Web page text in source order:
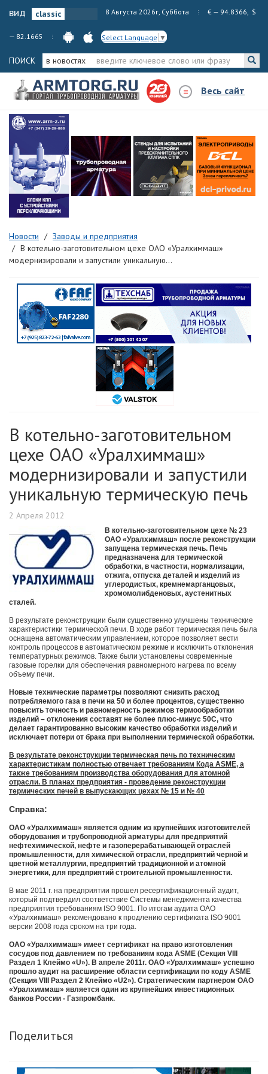
вид 8 Августа 2026г, Суббота € — 94.8366, $
— 82.1665 Select Language ▼
ПОИСК в новостях
Весь сайт
Новости
Заводы и предприятия
В котельно-заготовительном цехе ОАО «Уралхиммаш»
модернизировали и запустили уникальную...
В котельно-заготовительном
цехе ОАО «Уралхиммаш»
модернизировали и запустили
уникальную термическую печь
2 Апреля 2012
В котельно-заготовительном цехе № 23
ОАО «Уралхиммаш» после реконструкции
запущена термическая печь. Печь
предназначена для термической
обработки, в частности, нормализации,
отжига, отпуска деталей и изделий из
углеродистых, кремнемарганцовых,
хромомолибденовых, аустенитных
сталей.
В результате реконструкции были существенно улучшены технические
характеристики термической печи. В ходе работ термическая печь была
оснащена автоматическим управлением, которое позволяет вести
контроль процессов в автоматическом режиме и исключить отклонения
температурных режимов. Также были установлены современные
газовые горелки для обеспечения равномерного нагрева по всему
объему печи.
Новые технические параметры позволяют снизить расход
потребляемого газа в печи на 50 и более процентов, существенно
повысить точность и равномерность режимов термообработки
изделий – отклонения составят не более плюс-минус 50С, что
делает гарантированно высоким качество обработки изделий и
исключает потери от брака при выполнении термической обработки.
В результате реконструкции термическая печь по техническим
характеристикам полностью отвечает требованиям Кода ASME, а
также требованиям производства оборудования для атомной
отрасли. В планах предприятия - проведение реконструкции
термических печей в выпускающих цехах № 15 и № 40
Справка:
ОАО «Уралхиммаш» является одним из крупнейших изготовителей
оборудования и трубопроводной арматуры для предприятий
нефтехимической, нефте и газоперерабатывающей отраслей
промышленности, для химической отрасли, предприятий черной и
цветной металлургии, предприятий традиционной и атомной
энергетики, для предприятий строительной промышленности.
В мае 2011 г. на предприятии прошел ресертификационный аудит,
который подтвердил соответствие Системы менеджмента качества
предприятия требованиям ISO 9001. По итогам аудита ОАО
«Уралхиммаш» рекомендовано к продлению сертификата ISO 9001
версии 2008 года сроком на три года.
ОАО «Уралхиммаш» имеет сертификат на право изготовления
сосудов под давлением по требованиям кода ASME (Секция VIII
Раздел 1 Клеймо «U»). В апреле 2011г. ОАО «Уралхиммаш» успешно
прошло аудит на расширение области сертификации по коду ASME
(Секция VIII Раздел 2 Клеймо «U2»). Стратегическим партнером ОАО
«Уралхиммаш» является один из крупнейших инвестиционных
банков России - Газпромбанк.
Поделиться